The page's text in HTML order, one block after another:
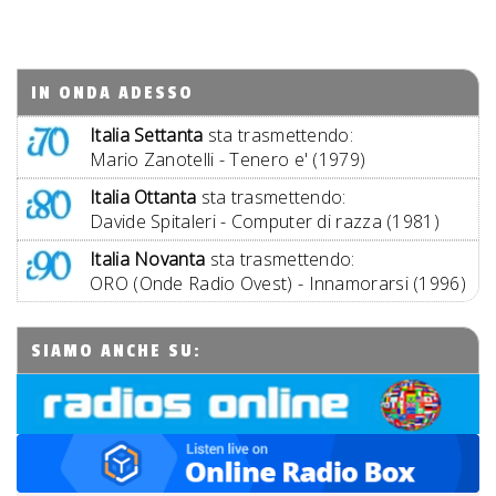
IN ONDA ADESSO
Italia Settanta sta trasmettendo:
Mario Zanotelli - Tenero e' (1979)
Italia Ottanta sta trasmettendo:
Davide Spitaleri - Computer di razza (1981)
Italia Novanta sta trasmettendo:
ORO (Onde Radio Ovest) - Innamorarsi (1996)
SIAMO ANCHE SU: